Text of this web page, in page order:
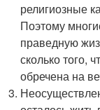
религиозные
Поэтому
праведную
сколько того,
обречена на